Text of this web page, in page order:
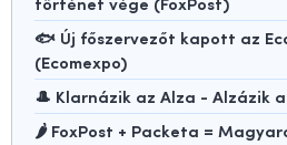
🐟 Új főszervezőt kapott az
(Ecomexpo)
🎩 Klarnázik az Alza - Alzázik
🌶️ FoxPost + Packeta =